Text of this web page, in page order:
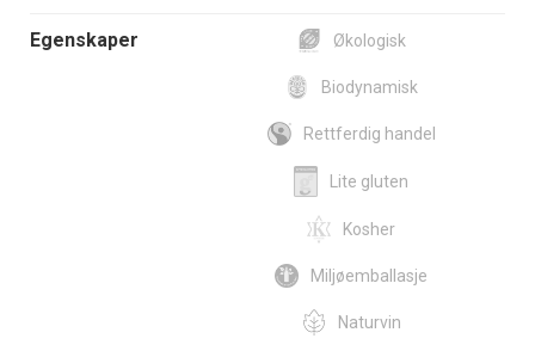
Egenskaper Økologisk
Biodynamisk
Rettferdig handel
Lite gluten
Kosher
Miljøemballasje
Naturvin